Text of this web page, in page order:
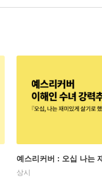
예스리커버 : 오십 나는
상시